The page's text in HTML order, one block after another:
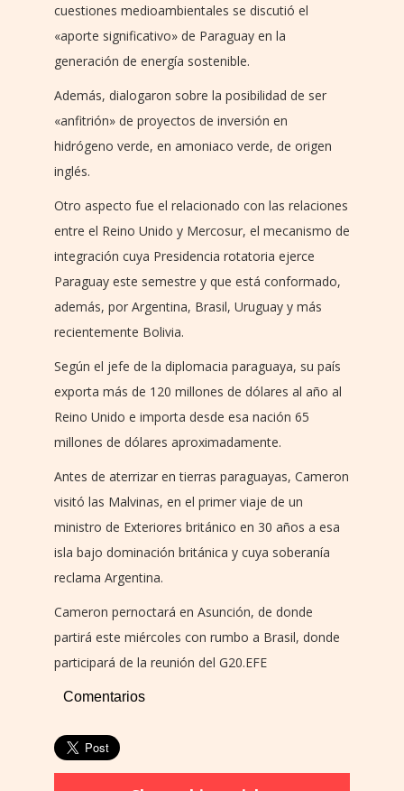
cuestiones medioambientales se discutió el
«aporte significativo» de Paraguay en la
generación de energía sostenible.
Además, dialogaron sobre la posibilidad de ser
«anfitrión» de proyectos de inversión en
hidrógeno verde, en amoniaco verde, de origen
inglés.
Otro aspecto fue el relacionado con las relaciones
entre el Reino Unido y Mercosur, el mecanismo de
integración cuya Presidencia rotatoria ejerce
Paraguay este semestre y que está conformado,
además, por Argentina, Brasil, Uruguay y más
recientemente Bolivia.
Según el jefe de la diplomacia paraguaya, su país
exporta más de 120 millones de dólares al año al
Reino Unido e importa desde esa nación 65
millones de dólares aproximadamente.
Antes de aterrizar en tierras paraguayas, Cameron
visitó las Malvinas, en el primer viaje de un
ministro de Exteriores británico en 30 años a esa
isla bajo dominación británica y cuya soberanía
reclama Argentina.
Cameron pernoctará en Asunción, de donde
partirá este miércoles con rumbo a Brasil, donde
participará de la reunión del G20.EFE
Comentarios